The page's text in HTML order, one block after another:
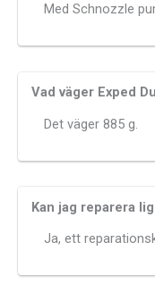
Med Schnozzle
Vad väger Exped
Det väger 885 g.
Kan jag reparera
Ja, ett